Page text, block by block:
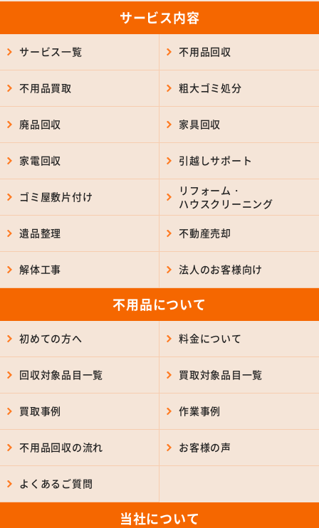
サービス内容
サービス一覧 不用品回収
不用品買取 粗大ゴミ処分
廃品回収 家具回収
家電回収 引越しサポート
ゴミ屋敷片付け
リフォーム・
ハウスクリーニング
遺品整理 不動産売却
解体工事 法人のお客様向け
不用品について
初めての方へ 料金について
回収対象品目一覧 買取対象品目一覧
買取事例 作業事例
不用品回収の流れ お客様の声
よくあるご質問
当社について